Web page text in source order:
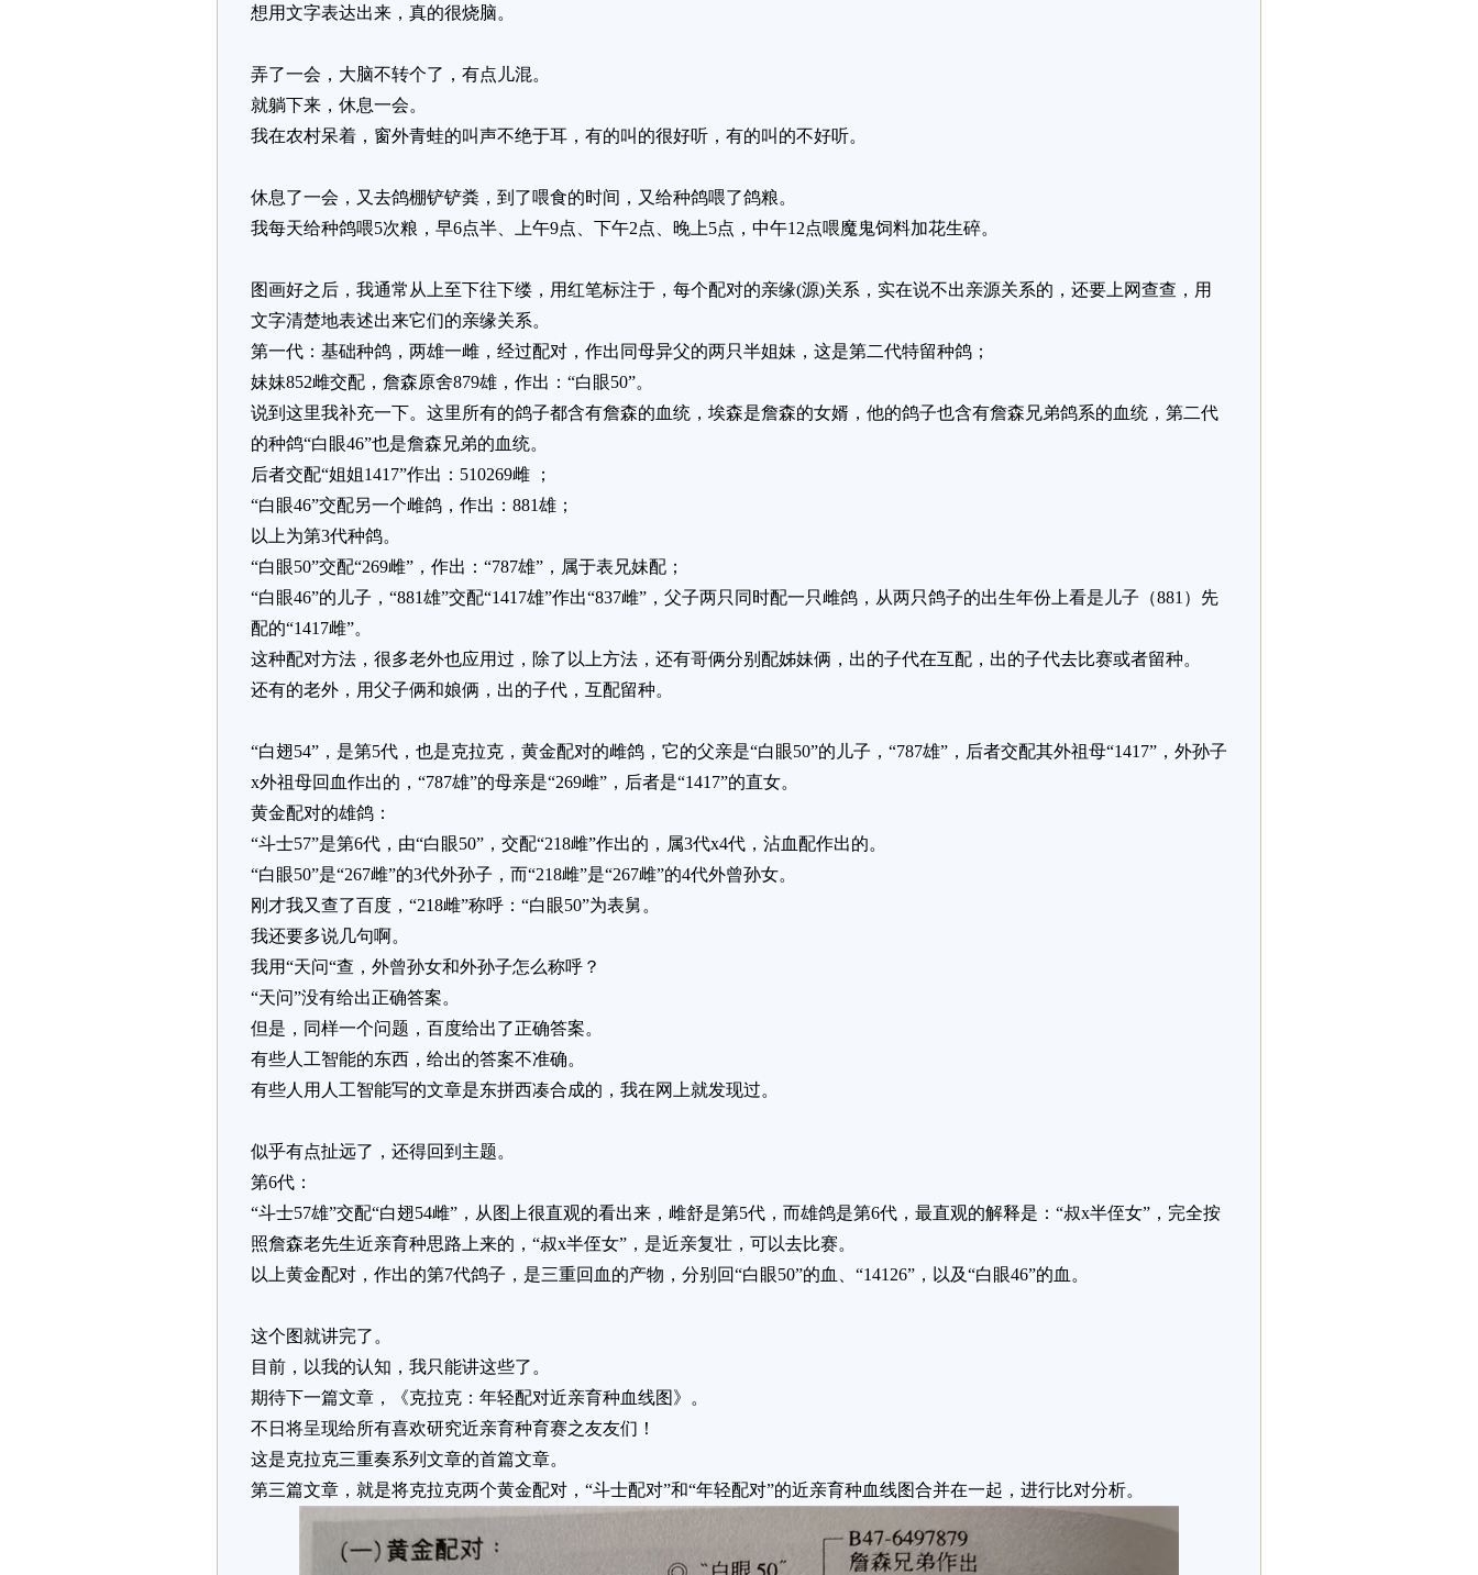
想用文字表达出来，真的很烧脑。
弄了一会，大脑不转个了，有点儿混。
就躺下来，休息一会。
我在农村呆着，窗外青蛙的叫声不绝于耳，有的叫的很好听，有的叫的不好听。
休息了一会，又去鸽棚铲铲粪，到了喂食的时间，又给种鸽喂了鸽粮。
我每天给种鸽喂5次粮，早6点半、上午9点、下午2点、晚上5点，中午12点喂魔鬼饲料加花生碎。
图画好之后，我通常从上至下往下缕，用红笔标注于，每个配对的亲缘(源)关系，实在说不出亲源关系的，还要上网查查，用
文字清楚地表述出来它们的亲缘关系。
第一代：基础种鸽，两雄一雌，经过配对，作出同母异父的两只半姐妹，这是第二代特留种鸽；
妹妹852雌交配，詹森原舍879雄，作出：“白眼50”。
说到这里我补充一下。这里所有的鸽子都含有詹森的血统，埃森是詹森的女婿，他的鸽子也含有詹森兄弟鸽系的血统，第二代
的种鸽“白眼46”也是詹森兄弟的血统。
后者交配“姐姐1417”作出：510269雌 ；
“白眼46”交配另一个雌鸽，作出：881雄；
以上为第3代种鸽。
“白眼50”交配“269雌”，作出：“787雄”，属于表兄妹配；
“白眼46”的儿子，“881雄”交配“1417雄”作出“837雌”，父子两只同时配一只雌鸽，从两只鸽子的出生年份上看是儿子（881）先
配的“1417雌”。
这种配对方法，很多老外也应用过，除了以上方法，还有哥俩分别配姊妹俩，出的子代在互配，出的子代去比赛或者留种。
还有的老外，用父子俩和娘俩，出的子代，互配留种。
“白翅54”，是第5代，也是克拉克，黄金配对的雌鸽，它的父亲是“白眼50”的儿子，“787雄”，后者交配其外祖母“1417”，外孙子
x外祖母回血作出的，“787雄”的母亲是“269雌”，后者是“1417”的直女。
黄金配对的雄鸽：
“斗士57”是第6代，由“白眼50”，交配“218雌”作出的，属3代x4代，沾血配作出的。
“白眼50”是“267雌”的3代外孙子，而“218雌”是“267雌”的4代外曾孙女。
刚才我又查了百度，“218雌”称呼：“白眼50”为表舅。
我还要多说几句啊。
我用“天问“查，外曾孙女和外孙子怎么称呼？
“天问”没有给出正确答案。
但是，同样一个问题，百度给出了正确答案。
有些人工智能的东西，给出的答案不准确。
有些人用人工智能写的文章是东拼西凑合成的，我在网上就发现过。
似乎有点扯远了，还得回到主题。
第6代：
“斗士57雄”交配“白翅54雌”，从图上很直观的看出来，雌舒是第5代，而雄鸽是第6代，最直观的解释是：“叔x半侄女”，完全按
照詹森老先生近亲育种思路上来的，“叔x半侄女”，是近亲复壮，可以去比赛。
以上黄金配对，作出的第7代鸽子，是三重回血的产物，分别回“白眼50”的血、“14126”，以及“白眼46”的血。
这个图就讲完了。
目前，以我的认知，我只能讲这些了。
期待下一篇文章，《克拉克：年轻配对近亲育种血线图》。
不日将呈现给所有喜欢研究近亲育种育赛之友友们！
这是克拉克三重奏系列文章的首篇文章。
第三篇文章，就是将克拉克两个黄金配对，“斗士配对”和“年轻配对”的近亲育种血线图合并在一起，进行比对分析。